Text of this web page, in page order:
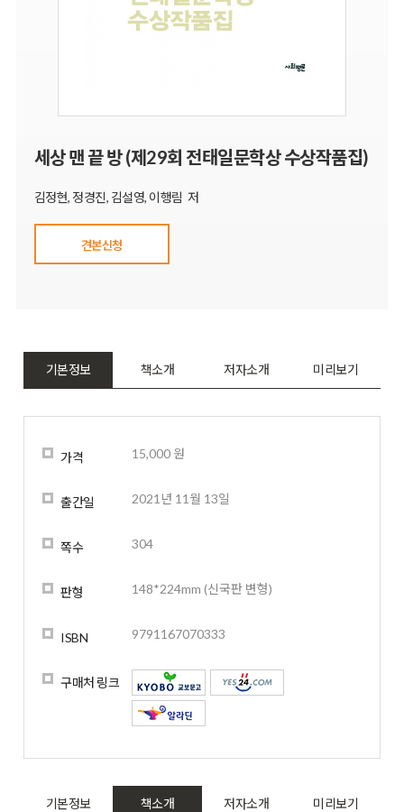
세상 맨 끝 방 (제29회 전태일문학상 수상작품집)
김정현, 정경진, 김설영, 이행림 저
견본신청
기본정보 책소개 저자소개 미리보기
가격 15,000 원
출간일 2021년 11월 13일
쪽수 304
판형 148*224mm (신국판 변형)
ISBN 9791167070333
구매처 링크
기본정보 책소개 저자소개 미리보기